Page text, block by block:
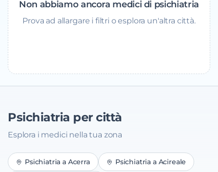
Non abbiamo ancora medici di psichiatria
Prova ad allargare i filtri o esplora un'altra città.
Psichiatria per città
Esplora i medici nella tua zona
Psichiatria a Acerra Psichiatria a Acireale